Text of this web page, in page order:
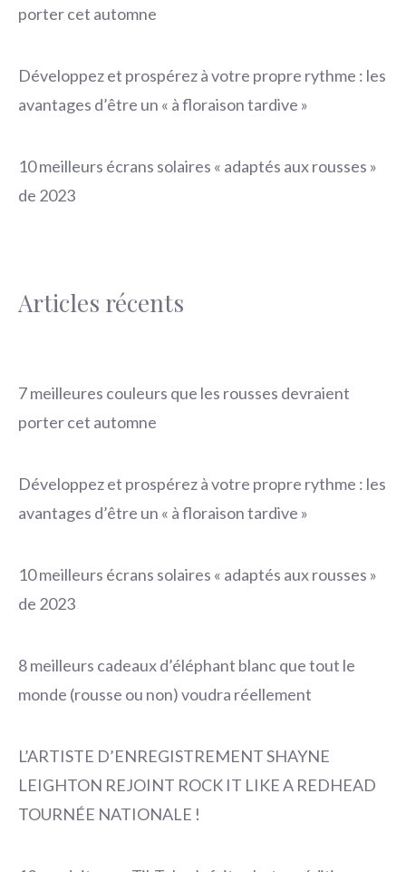
porter cet automne
Développez et prospérez à votre propre rythme : les
avantages d’être un « à floraison tardive »
10 meilleurs écrans solaires « adaptés aux rousses »
de 2023
Articles récents
7 meilleures couleurs que les rousses devraient
porter cet automne
Développez et prospérez à votre propre rythme : les
avantages d’être un « à floraison tardive »
10 meilleurs écrans solaires « adaptés aux rousses »
de 2023
8 meilleurs cadeaux d’éléphant blanc que tout le
monde (rousse ou non) voudra réellement
L’ARTISTE D’ENREGISTREMENT SHAYNE
LEIGHTON REJOINT ROCK IT LIKE A REDHEAD
TOURNÉE NATIONALE !